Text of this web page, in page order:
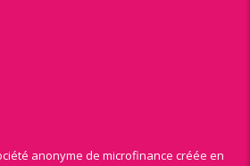
anonyme de microfinance créée en